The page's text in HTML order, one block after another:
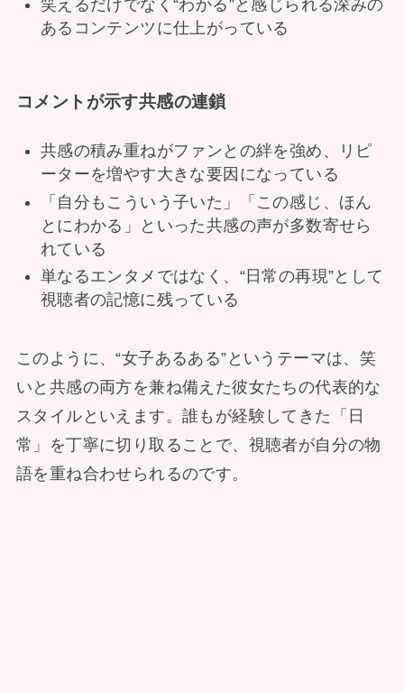
笑えるだけでなく“わかる”と感じられる深みの
あるコンテンツに仕上がっている
コメントが示す共感の連鎖
共感の積み重ねがファンとの絆を強め、リピ
ーターを増やす大きな要因になっている
「自分もこういう子いた」「この感じ、ほん
とにわかる」といった共感の声が多数寄せら
れている
単なるエンタメではなく、“日常の再現”として
視聴者の記憶に残っている
このように、“女子あるある”というテーマは、笑
いと共感の両方を兼ね備えた彼女たちの代表的な
スタイルといえます。誰もが経験してきた「日
常」を丁寧に切り取ることで、視聴者が自分の物
語を重ね合わせられるのです。